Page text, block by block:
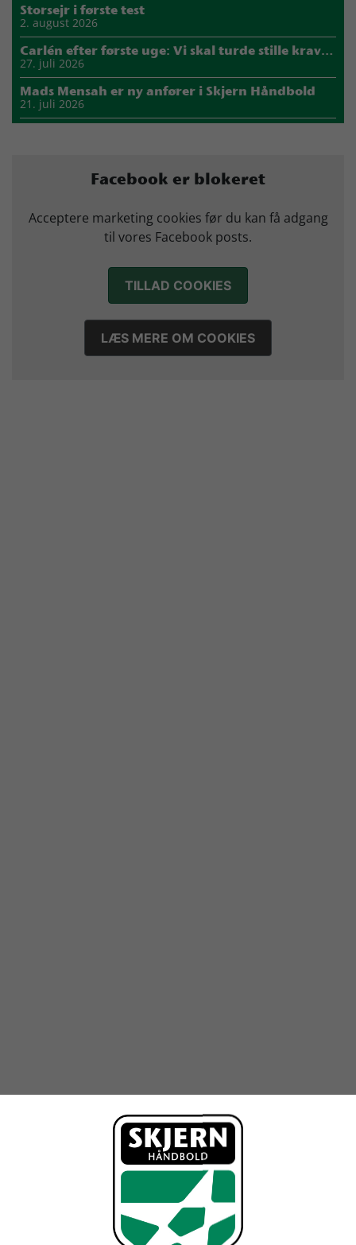
Storsejr i første test
2. august 2026
Carlén efter første uge: Vi skal turde stille krav til hinanden
27. juli 2026
Mads Mensah er ny anfører i Skjern Håndbold
21. juli 2026
Marius Nørsøller udlejes til HØJ Elite
Morten Vium takker af efter 17 sæsoner i grønt
12. juli 2026
Facebook er blokeret
Acceptere marketing cookies før du kan få adgang
til vores Facebook posts.
TILLAD COOKIES
LÆS MERE OM COOKIES